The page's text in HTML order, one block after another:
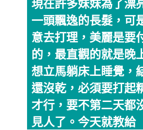
現在許多妹妹為了漂
一頭飄逸的長髮，可
意去打理，美麗是要
的，最直觀的就是晚
想立馬躺床上睡覺，
還沒乾，必須要打起
才行，要不第二天都
見人了。今天就教給